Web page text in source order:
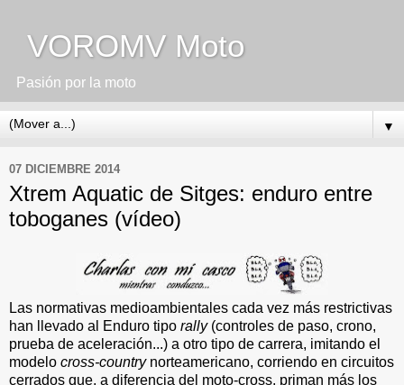
VOROMV Moto
Pasión por la moto
▼
07 DICIEMBRE 2014
Xtrem Aquatic de Sitges: enduro entre
toboganes (vídeo)
Las normativas medioambientales cada vez más restrictivas
han llevado al Enduro tipo rally(controles de paso, crono,
prueba de aceleración...) a otro tipo de carrera, imitando el
modelo cross-countrynorteamericano, corriendo en circuitos
cerrados que, a diferencia del moto-cross, priman más los